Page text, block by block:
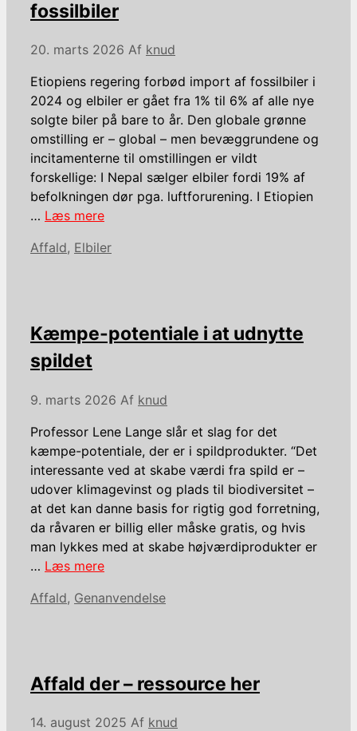
fossilbiler
20. marts 2026 Af knud
Etiopiens regering forbød import af fossilbiler i
2024 og elbiler er gået fra 1% til 6% af alle nye
solgte biler på bare to år. Den globale grønne
omstilling er – global – men bevæggrundene og
incitamenterne til omstillingen er vildt
forskellige: I Nepal sælger elbiler fordi 19% af
befolkningen dør pga. luftforurening. I Etiopien
… Læs mere
Kategorier
Affald, Elbiler
Kæmpe-potentiale i at udnytte
spildet
9. marts 2026 Af knud
Professor Lene Lange slår et slag for det
kæmpe-potentiale, der er i spildprodukter. “Det
interessante ved at skabe værdi fra spild er –
udover klimagevinst og plads til biodiversitet –
at det kan danne basis for rigtig god forretning,
da råvaren er billig eller måske gratis, og hvis
man lykkes med at skabe højværdiprodukter er
… Læs mere
Kategorier
Affald, Genanvendelse
Affald der – ressource her
14. august 2025 Af knud